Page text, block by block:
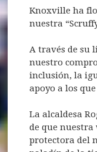
Knoxville ha
nuestra
A través de su
nuestro
inclusión, la
apoyo a los
La alcaldesa
de que
protectora del